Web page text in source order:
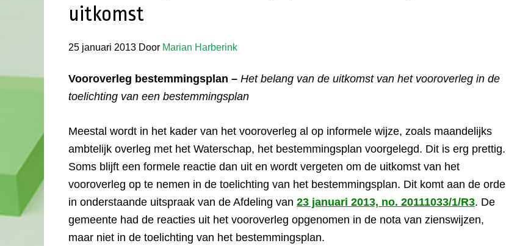
uitkomst
25 januari 2013 Door Marian Harberink
Vooroverleg bestemmingsplan – Het belang van de uitkomst van het vooroverleg in de
toelichting van een bestemmingsplan
Meestal wordt in het kader van het vooroverleg al op informele wijze, zoals maandelijks
ambtelijk overleg met het Waterschap, het bestemmingsplan voorgelegd. Dit is erg prettig.
Soms blijft een formele reactie dan uit en wordt vergeten om de uitkomst van het
vooroverleg op te nemen in de toelichting van het bestemmingsplan. Dit komt aan de orde
in onderstaande uitspraak van de Afdeling van 23 januari 2013, no. 20111033/1/R3. De
gemeente had de reacties uit het vooroverleg opgenomen in de nota van zienswijzen,
maar niet in de toelichting van het bestemmingsplan.